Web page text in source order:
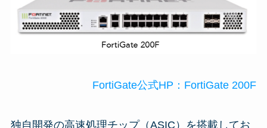
FortiGate公式HP：FortiGate 200F
独自開発の高速処理チップ（ASIC）を搭載してお